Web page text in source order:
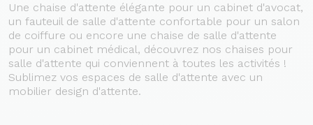
Une chaise d'attente élégante pour un cabinet d'avocat,
un fauteuil de salle d'attente confortable pour un salon
de coiffure ou encore une chaise de salle d'attente
pour un cabinet médical, découvrez nos chaises pour
salle d'attente qui conviennent à toutes les activités !
Sublimez vos espaces de salle d'attente avec un
mobilier design d'attente.